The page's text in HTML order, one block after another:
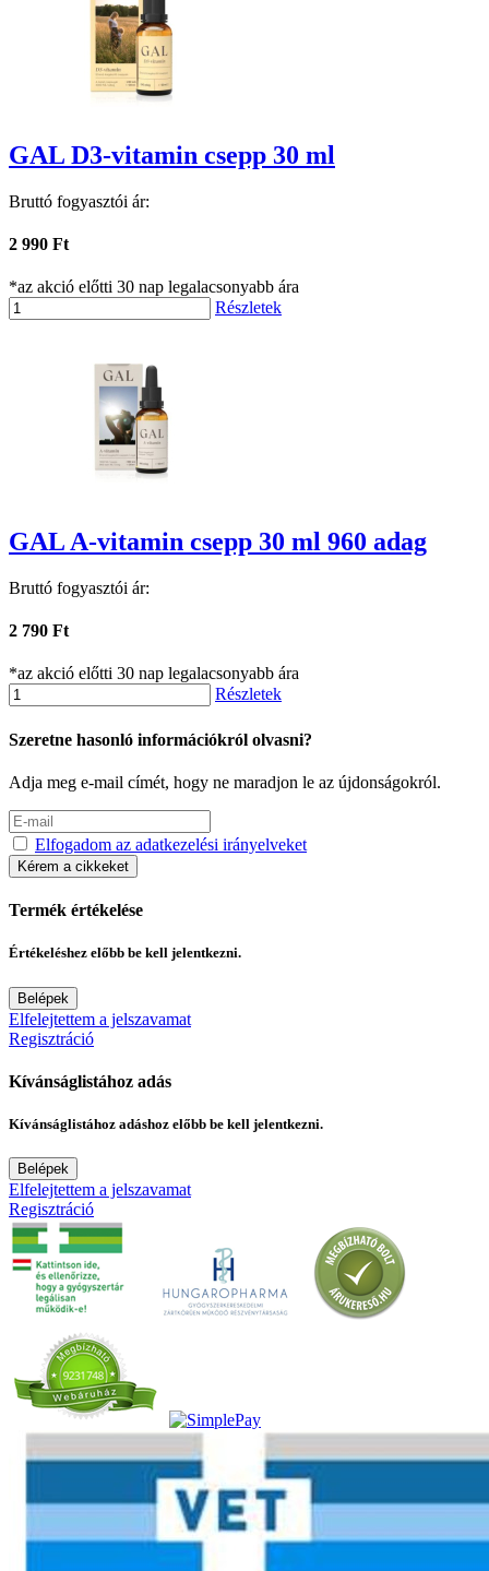
GAL D3-vitamin csepp 30 ml
Bruttó fogyasztói ár:
2 990 Ft
*az akció előtti 30 nap legalacsonyabb ára
Részletek
GAL A-vitamin csepp 30 ml 960 adag
Bruttó fogyasztói ár:
2 790 Ft
*az akció előtti 30 nap legalacsonyabb ára
Részletek
Szeretne hasonló információkról olvasni?
Adja meg e-mail címét, hogy ne maradjon le az újdonságokról.
Elfogadom az adatkezelési irányelveket
Kérem a cikkeket
Termék értékelése
Értékeléshez előbb be kell jelentkezni.
Belépek
Elfelejtettem a jelszavamat
Regisztráció
Kívánságlistához adás
Kívánságlistához adáshoz előbb be kell jelentkezni.
Belépek
Elfelejtettem a jelszavamat
Regisztráció